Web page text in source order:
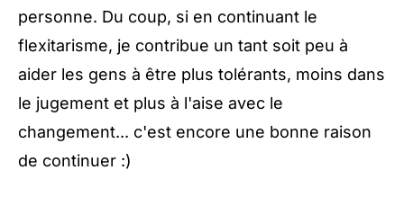
personne. Du coup, si en continuant le
flexitarisme, je contribue un tant soit peu à
aider les gens à être plus tolérants, moins dans
le jugement et plus à l'aise avec le
changement... c'est encore une bonne raison
de continuer :)